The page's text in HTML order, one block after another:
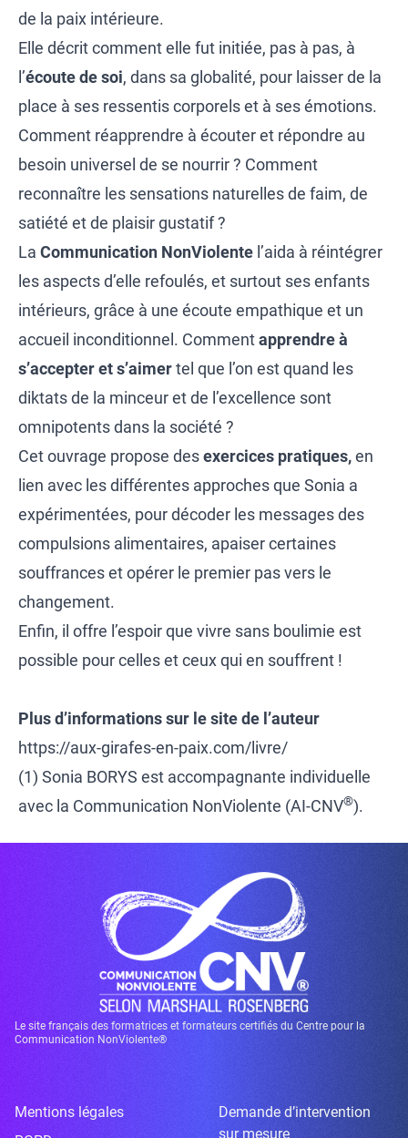
de la paix intérieure.
Elle décrit comment elle fut initiée, pas à pas, à
l’écoute de soi, dans sa globalité, pour laisser de la
place à ses ressentis corporels et à ses émotions.
Comment réapprendre à écouter et répondre au
besoin universel de se nourrir ? Comment
reconnaître les sensations naturelles de faim, de
satiété et de plaisir gustatif ?
La Communication NonViolente l’aida à réintégrer
les aspects d’elle refoulés, et surtout ses enfants
intérieurs, grâce à une écoute empathique et un
accueil inconditionnel. Commentapprendre à
s’accepter et s’aimertel que l’on est quand les
diktats de la minceur et de l’excellence sont
omnipotents dans la société ?
Cet ouvrage propose desexercices pratiques,en
lien avec les différentes approches que Sonia a
expérimentées, pour décoder les messages des
compulsions alimentaires, apaiser certaines
souffrances et opérer le premier pas vers le
changement.
Enfin, il offre l’espoir que vivre sans boulimie est
possible pour celles et ceux qui en souffrent !
Plus d’informations sur le site de l’auteur
https://aux-girafes-en-paix.com/livre/
(1) Sonia BORYS est accompagnante individuelle
avec la Communication NonViolente (AI-CNV®).
Le site français des formatrices et formateurs certifiés du Centre pour la
Communication NonViolente®
Mentions légales
Demande d’intervention
sur mesure